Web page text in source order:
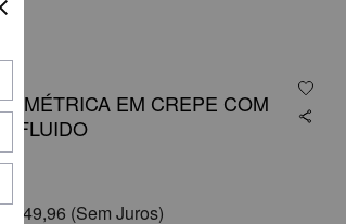
EM CREPE COM
FLUIDO
149,96 (Sem Juros)